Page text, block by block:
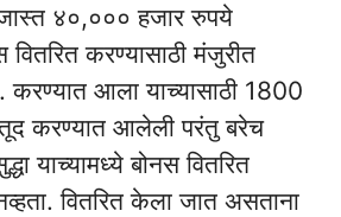
४०,००० हजार रुपये
वितरित करण्यासाठी मंजुरीत
करण्यात आला याच्यासाठी 1800
करण्यात आलेली परंतु बरेच
याच्यामध्ये बोनस वितरित
वितरित केला जात असताना